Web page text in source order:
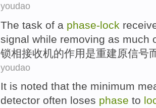
youdao
The task of a phase-lock
signal while removing as much
锁相接收机的作用是重建原信号
youdao
It is noted that the minimum
detector often loses phase to